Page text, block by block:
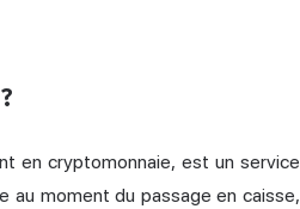
en cryptomonnaie, est un service
au moment du passage en caisse,